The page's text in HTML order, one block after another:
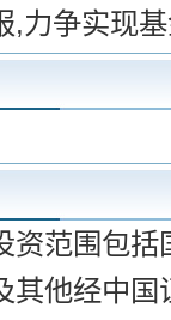
,力争实现
资范围包
其他经中